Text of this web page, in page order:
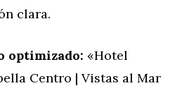
clara.
optimizado: «Hotel
Centro | Vistas al Mar